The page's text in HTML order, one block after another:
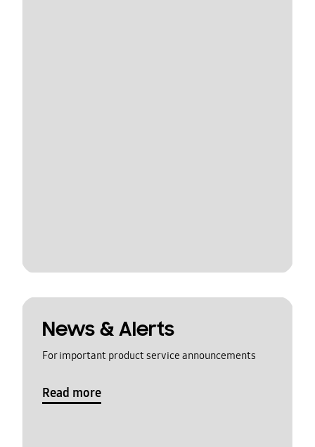
News & Alerts
For important product service announcements
Read more